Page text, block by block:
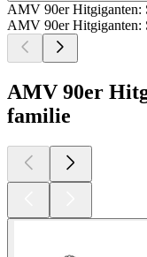
AMV 90er Hitgiganten:
AMV 90er Hitgiganten:
AMV 90er
familie